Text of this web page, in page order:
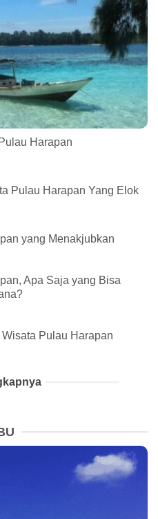
Harapan
Pulau Harapan Yang Elok
yang Menakjubkan
Apa Saja yang Bisa
Pulau Harapan